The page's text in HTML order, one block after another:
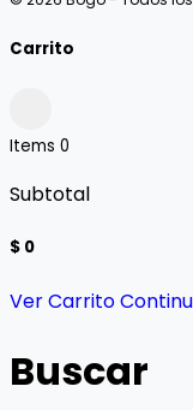
Carrito
Items 0
Subtotal
$ 0
Ver Carrito
Buscar